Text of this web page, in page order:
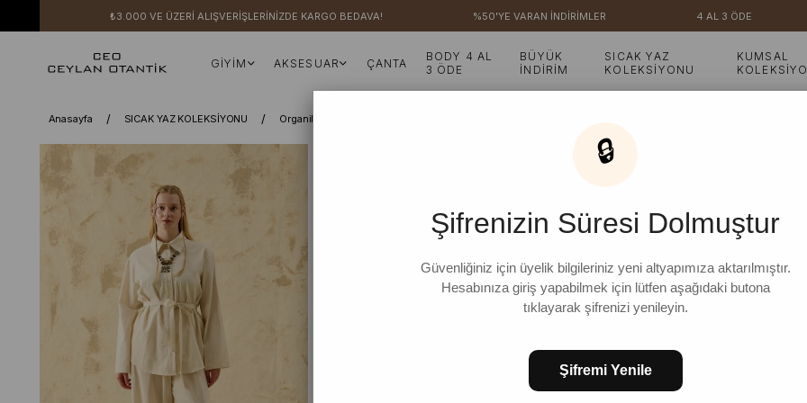
₺3.000 VE ÜZERİ ALIŞVERİŞLERİNİZDE KARGO BEDAVA! %50'YE VARAN İNDİRİMLER 4 AL 3 ÖDE
GİYİM AKSESUAR ÇANTA
BODY 4 AL
3 ÖDE
BÜYÜK
İNDİRİM
SICAK YAZ
KOLEKSİYONU
KUMSAL
Anasayfa SICAK YAZ KOLEKSİYONU Organik Keten Gömlek & Pantolon Takım
Organik Keten Gömlek
%8
₺2.499,99
BEDEN
🔒
Şifrenizin Süresi Dolmuştur
Güvenliğiniz için üyelik bilgileriniz yeni altyapımıza aktarılmıştır.
Hesabınıza giriş yapabilmek için lütfen aşağıdaki butona
tıklayarak şifrenizi yenileyin.
Şifremi Yenile